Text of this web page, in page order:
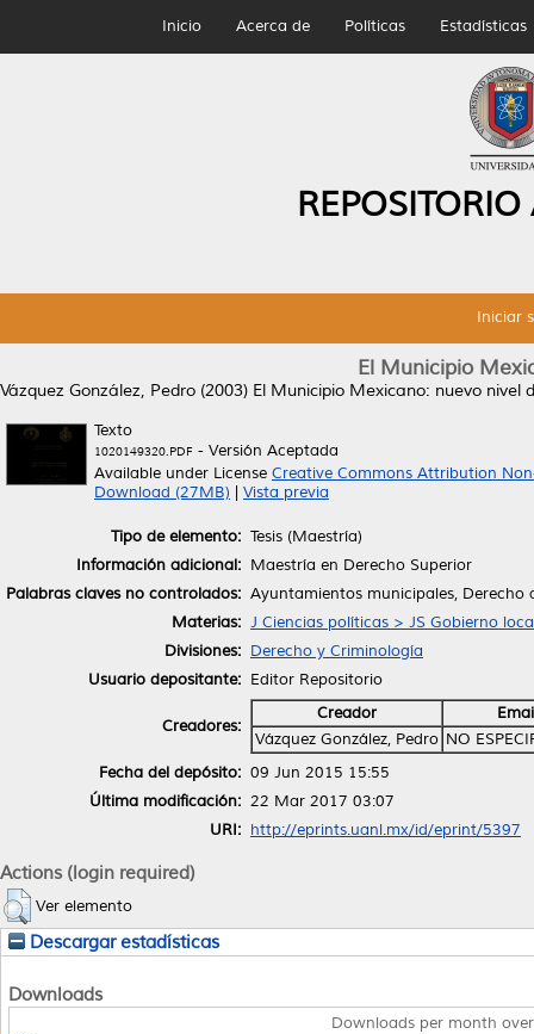
Inicio Acerca de Políticas Estadísticas
Iniciar
El Municipio
Vázquez González, Pedro (2003) El Municipio Mexicano: nuevo nivel
Texto
1020149320.PDF - Versión Aceptada
Available under License Creative Commons Attribution
Download (27MB)
Vista previa
Tipo de elemento: Tesis (Maestría)
Información adicional: Maestría en Derecho Superior
Palabras claves no controlados: Ayuntamientos municipales,
Materias: J Ciencias políticas > JS Gobierno
Divisiones: Derecho y Criminología
Usuario depositante: Editor Repositorio
Creadores:
Creador
Vázquez González, Pedro NO
Fecha del depósito: 09 Jun 2015 15:55
Última modificación: 22 Mar 2017 03:07
URI: http://eprints.uanl.mx/id/eprint/5397
Actions (login required)
Ver elemento
Descargar estadísticas
Downloads
Downloads per month